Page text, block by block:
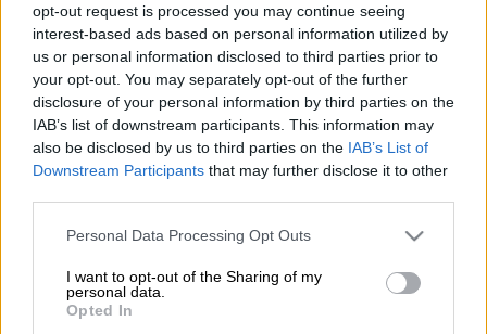
opt-out request is processed you may continue seeing
interest-based ads based on personal information utilized by
us or personal information disclosed to third parties prior to
your opt-out. You may separately opt-out of the further
disclosure of your personal information by third parties on the
IAB’s list of downstream participants. This information may
also be disclosed by us to third parties on the IAB’s List of
Downstream Participants that may further disclose it to other
Please note that this website/app uses one or more Google
not limited to your visit or usage behaviour. You may click to
grant or deny consent to Google and its third-party tags to
use your data for below specified purposes in below Google
Personal Data Processing Opt Outs
I want to opt-out of the Sharing of my
personal data.
Opted In
Unsplash
Προσθέστε το ΕΘΝΟΣ στη Google
«Συνεχίζονται οι έλεγχοι και για τοβρεφικό
γάλα. Η μεταρρύθμιση που επέτρεψε να
πωλείται και στασούπερ μάρκετδεν έχει
φέρει τα ανάλογα αποτελέσματα και η τιμή